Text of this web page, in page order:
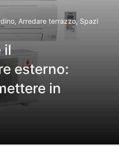
, Arredare terrazzo, Spazi
il
esterno:
in